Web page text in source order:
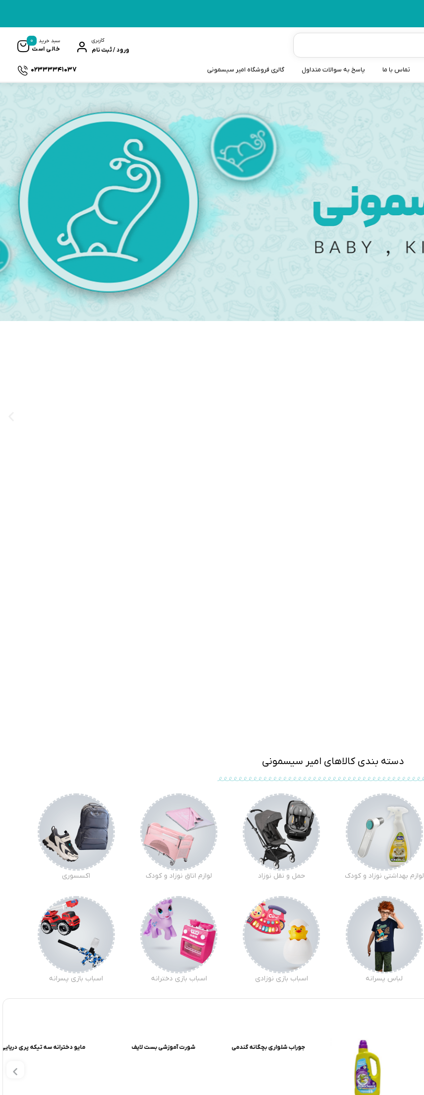
کاربری
ورود / ثبت نام
سبد خرید
خالی است
0
دندانگیر نوزاد
کیسه آب گرم نوزاد و کودک
سطل و کیسه پوشک نوزاد
گوش پاکن نوزاد و کودک
مایع استریل
تماس با ما پاسخ به سوالات متداول گالری فروشگاه امیر سیسمونی 02333341037
دسته بندی کالاهای امیر سیسمونی
لوازم بهداشتی نوزاد و کودک حمل و نقل نوزاد لوازم اتاق نوزاد و کودک اکسسوری
لباس پسرانه اسباب بازی نوزادی اسباب بازی دخترانه اسباب بازی پسرانه